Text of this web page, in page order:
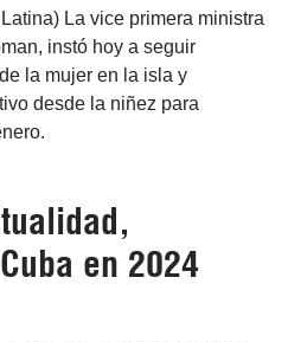
La vice primera ministra
instó hoy a seguir
la mujer en la isla y
desde la niñez para
en 2024